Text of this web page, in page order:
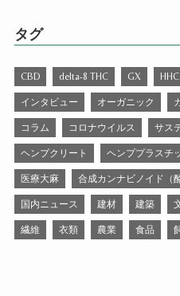
タグ
CBD delta-8 THC GX HHC
インタビュー オーガニック
コラム コロナウイルス サス
ヘンプクリート ヘンププラスチ
医療大麻 合成カンナビノイド（
国内ニュース 建材 建築
繊維 衣類 農業 食品